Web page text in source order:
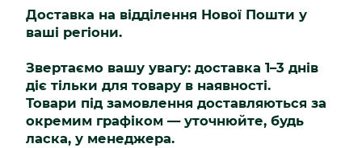
Доставка на відділення Нової Пошти у
ваші регіони.
Звертаємо вашу увагу: доставка 1–3 днів
діє тільки для товару в наявності.
Товари під замовлення доставляються за
окремим графіком — уточнюйте, будь
ласка, у менеджера.